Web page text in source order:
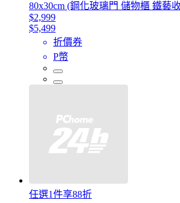
80x30cm (鋼化玻璃門 儲物櫃 鐵藝
$2,999
$5,499
折價券
P幣
任選1件享88折